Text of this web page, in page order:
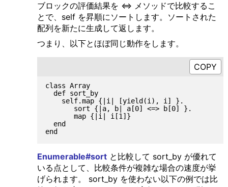
ブロックの評価結果を <=> メソッドで比較するこ
とで、self を昇順にソートします。ソートされた
配列を新たに生成して返します。
つまり、以下とほぼ同じ動作をします。
class Array
  def sort_by
    self.map {|i| [yield(i), i] }.
       sort {|a, b| a[0] <=> b[0] }.
       map {|i| i[1]}
  end
Enumerable#sortと比較して sort_by が優れて
いる点として、比較条件が複雑な場合の速度が挙
げられます。 sort_by を使わない以下の例では比